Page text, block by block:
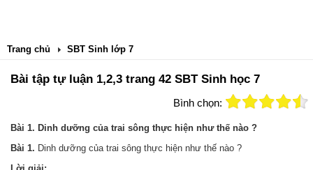
Trang chủ SBT Sinh lớp 7
Bài tập tự luận 1,2,3 trang 42 SBT Sinh học 7
Bình chọn:
Bài 1. Dinh dưỡng của trai sông thực hiện như thế nào ?
Bài 1. Dinh dưỡng của trai sông thực hiện như thế nào ?